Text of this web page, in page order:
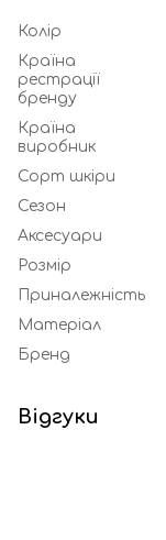
Колір
Країна
рестрації
бренду
Країна
виробник
Сорт шкіри
Сезон
Аксесуари
Розмір
Приналежність
Матеріал
Бренд
Відгуки